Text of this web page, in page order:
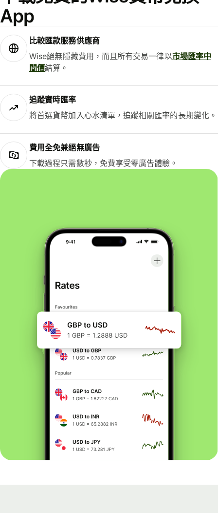
App
比較匯款服務供應商
Wise絕無隱藏費用，而且所有交易一律以市場匯率中
間價結算。
追蹤實時匯率
將首選貨幣加入心水清單，追蹤相關匯率的長期變化。
費用全免兼絕無廣告
下載過程只需數秒，免費享受零廣告體驗。